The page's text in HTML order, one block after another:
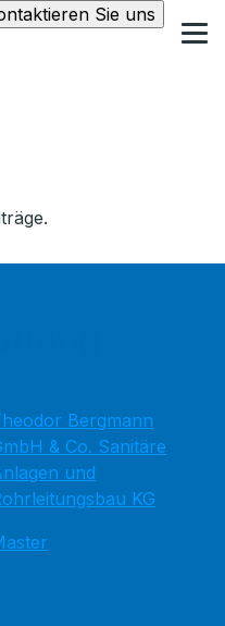
Sie uns
Bergmann
& Co. Sanitäre
und
KG